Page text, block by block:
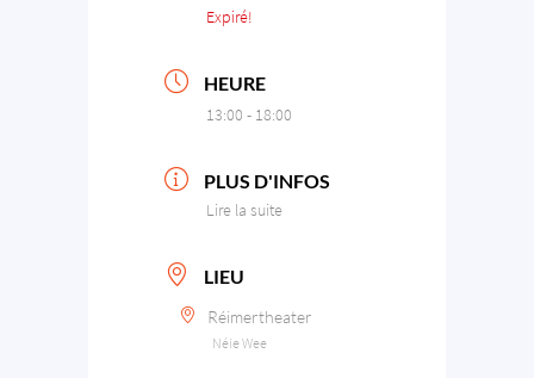
Expiré!
HEURE
13:00 - 18:00
PLUS D'INFOS
Lire la suite
LIEU
Réimertheater
Néie Wee